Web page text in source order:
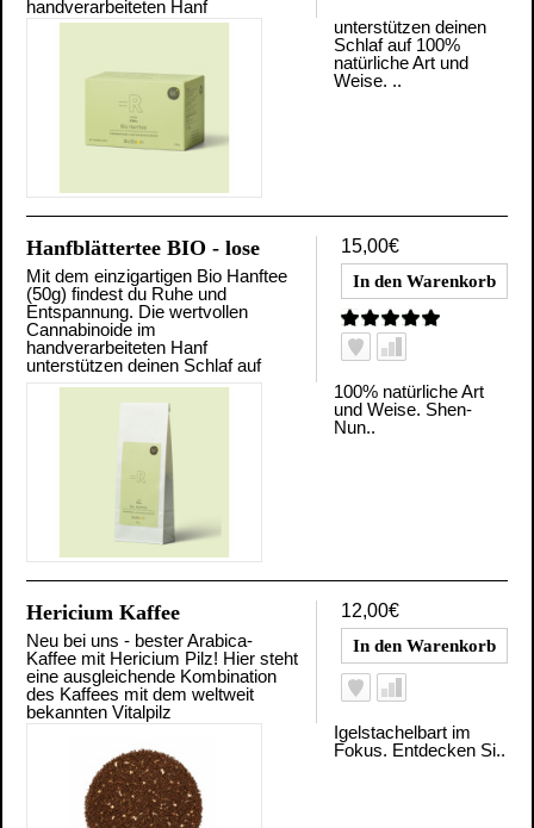
handverarbeiteten Hanf
unterstützen deinen
Schlaf auf 100%
natürliche Art und
Weise. ..
15,00€
Hanfblättertee BIO - lose
Mit dem einzigartigen Bio Hanftee
(50g) findest du Ruhe und
Entspannung. Die wertvollen
Cannabinoide im
handverarbeiteten Hanf
unterstützen deinen Schlaf auf
100% natürliche Art
und Weise. Shen-
Nun..
12,00€
Hericium Kaffee
Neu bei uns - bester Arabica-
Kaffee mit Hericium Pilz! Hier steht
eine ausgleichende Kombination
des Kaffees mit dem weltweit
bekannten Vitalpilz
Igelstachelbart im
Fokus. Entdecken Si..